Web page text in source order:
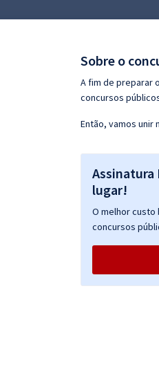
Conteúdo gratuito
Sobre o
A fim de preparar
concursos
Então, vamos unir
Assinatura
lugar!
O melhor custo
concursos